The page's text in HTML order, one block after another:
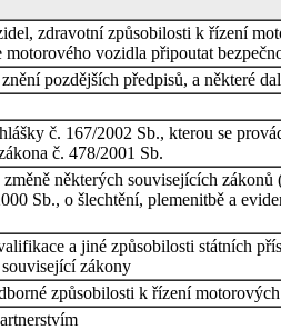
zdravotní způsobilosti k řízení
vozidla připoutat
pozdějších předpisů, a některé
č. 167/2002 Sb., kterou se
č. 478/2001 Sb.
některých souvisejících
Sb., o šlechtění, plemenitbě a
a jiné způsobilosti státních
zákony
způsobilosti k řízení